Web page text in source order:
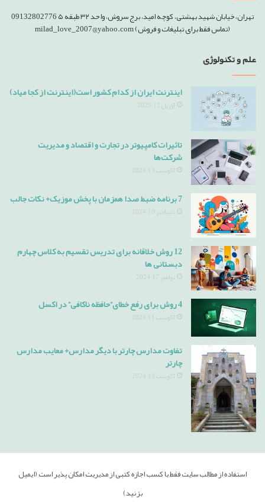
تهران، خیابان شهید بهشتی، کوچه امید، برج سروش، واحد ۳۲ طبقه ۵ 09132802776
(تماس فقط برای تبلیغات و فروش) milad_love_2007@yahoo.com
علم و تکنولوژی
اینترنت ایران از کدام کشور است(اینترنت از کجا میاد)
آوریل 12, 2025
تاثیرات کامپیوتر در تجارت و اقتصاد و مدیریت
شرکت‌ها
آگوست 13, 2024
7 برنامه ضبط صدا همزمان با پخش موزیک+ نکات جالب
دسامبر 10, 2024
12 روش خلاقانه برای تدریس تقسیم به کلاس چهارم
دبستانی ها
نوامبر 17, 2024
4 روش برای رفع خطای”حافظه ناکافی” در اکسل
آگوست 11, 2024
تفاوت مدارس چارتر با دیگر مدارس+ معایب مدارس
چارتر
آگوست 13, 2024
استفاده از مطالب سایت فقط با کسب اجازه کتبی از مدیریت امکان پذیر است (ایمیل
بزنید)